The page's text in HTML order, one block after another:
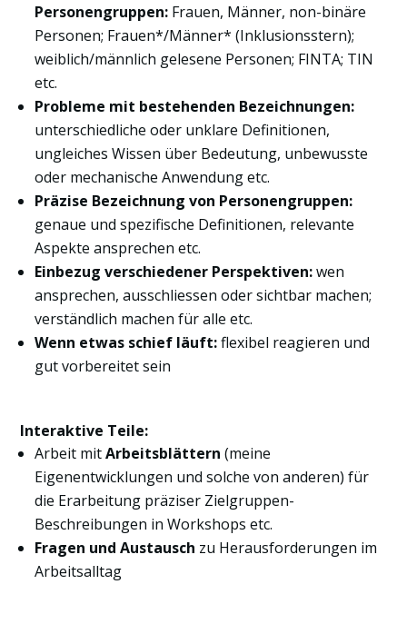
Personengruppen: Frauen, Männer, non-binäre
Personen; Frauen*/Männer* (Inklusionsstern);
weiblich/männlich gelesene Personen; FINTA; TIN
etc.
Probleme mit bestehenden Bezeichnungen:
unterschiedliche oder unklare Definitionen,
ungleiches Wissen über Bedeutung, unbewusste
oder mechanische Anwendung etc.
Präzise Bezeichnung von Personengruppen:
genaue und spezifische Definitionen, relevante
Aspekte ansprechen etc.
Einbezug verschiedener Perspektiven:wen
ansprechen, ausschliessen oder sichtbar machen;
verständlich machen für alle etc.
Wenn etwas schief läuft:flexibel reagieren und
gut vorbereitet sein
Interaktive Teile:
Arbeit mitArbeitsblättern (meine
Eigenentwicklungen und solche von anderen) für
die Erarbeitung präziser Zielgruppen-
Beschreibungen in Workshops etc.
Fragen und Austausch zu Herausforderungen im
Arbeitsalltag